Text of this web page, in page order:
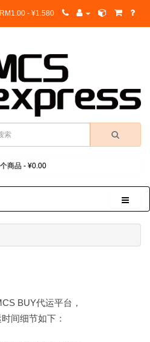
RM1.00 - ¥1.580
商品 - ¥0.00
BUY代运平台，
间细节如下：